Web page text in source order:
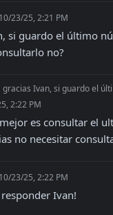
10/23/25, 2:21 PM
si guardo el último
no?
gracias Ivan, si guardo el último número
2:22 PM
es consultar el
no necesitar
10/23/25, 2:22 PM
Ivan!